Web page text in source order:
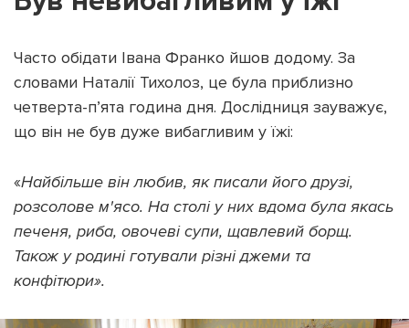
Часто обідати Івана Франко йшов додому. За
словами Наталії Тихолоз, це була приблизно
четверта-п’ята година дня. Дослідниця зауважує,
що він не був дуже вибагливим у їжі:
«Найбільше він любив, як писали його друзі,
розсолове м'ясо. На столі у них вдома була якась
печеня, риба, овочеві супи, щавлевий борщ.
Також у родині готували різні джеми та
конфітюри».